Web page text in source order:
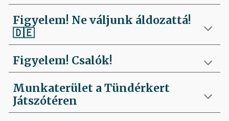
Figyelem! Ne váljunk áldozattá!
🇩🇪
Figyelem! Csalók!
Munkaterület a Tündérkert
Játszótéren